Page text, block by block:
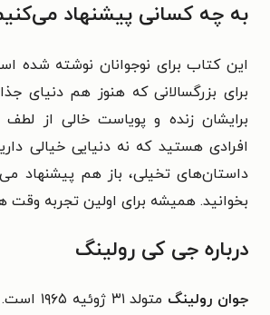
به چه کسانی پیشنهاد
این کتاب برای نوجوانان نوشته شده
برای بزرگسالانی که هنوز هم دنیای
برایشان زنده و پویاست خالی از
افرادی هستید که نه دنیایی خیالی
داستان‌های تخیلی، باز هم پیشنهاد
بخوانید. همیشه برای اولین تجربه
درباره جی کی رولینگ
جوان رولینگ
متولد